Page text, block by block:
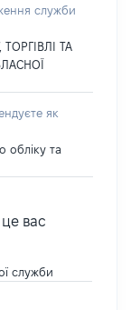
служби
ТА
як
обліку та
вас
служби